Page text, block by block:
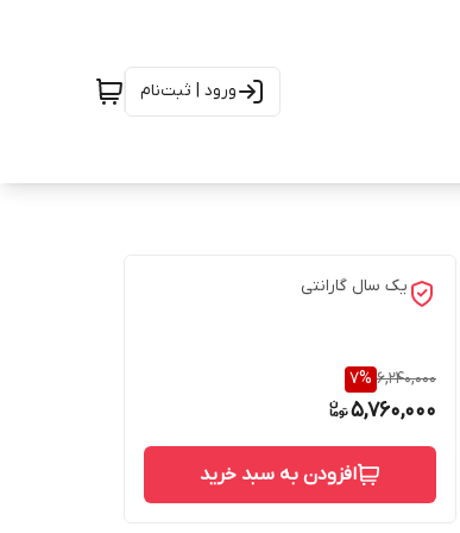
ورود | ثبت‌نام
یک سال گارانتی
6,240,000
7%
5,760,000
افزودن به سبد خرید